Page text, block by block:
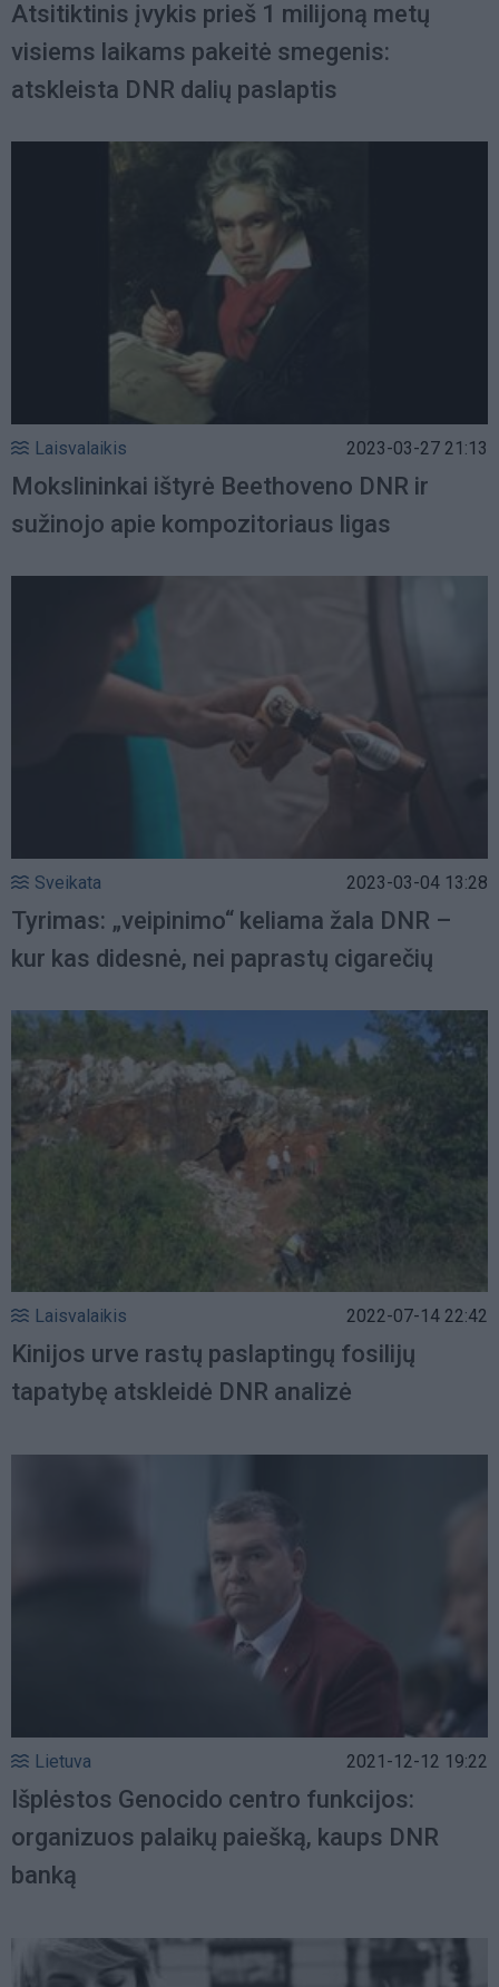
Atsitiktinis įvykis prieš 1 milijoną metų
visiems laikams pakeitė smegenis:
atskleista DNR dalių paslaptis
Laisvalaikis 2023-03-27 21:13
Mokslininkai ištyrė Beethoveno DNR ir
sužinojo apie kompozitoriaus ligas
Sveikata 2023-03-04 13:28
Tyrimas: „veipinimo“ keliama žala DNR –
kur kas didesnė, nei paprastų cigarečių
Laisvalaikis 2022-07-14 22:42
Kinijos urve rastų paslaptingų fosilijų
tapatybę atskleidė DNR analizė
Lietuva 2021-12-12 19:22
Išplėstos Genocido centro funkcijos:
organizuos palaikų paiešką, kaups DNR
banką